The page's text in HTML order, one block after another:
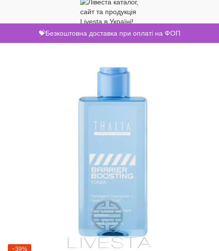
💝Безкоштовна доставка при оплаті на ФОП
−39%